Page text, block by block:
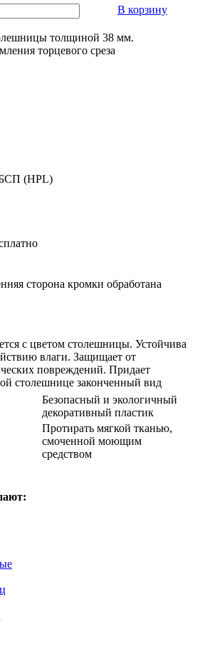
В корзину
толщиной 38 мм.
торцевого среза
(HPL)
сторона кромки обработана
с цветом столешницы. Устойчива
влаги. Защищает от
повреждений. Придает
столешнице законченный вид
Безопасный и экологичный
декоративный пластик
Протирать мягкой тканью,
смоченной моющим
средством